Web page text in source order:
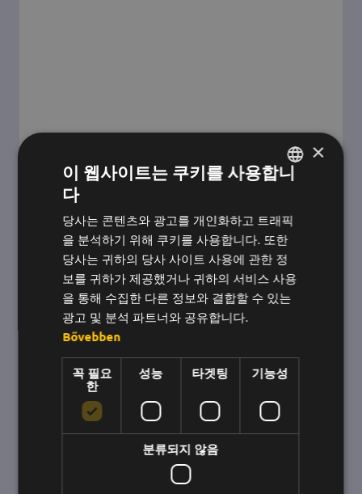
BeeKind 2020 💛
2020년은 우리에게 가장 낯선 상황에서도 혼자가
아니라는 것을 가르쳐주었고, 그래서 저희 소규모
팀은 다른 사람들을 돕기 위해 함께 모였습니다.
영어
×
이 웹사이트는 쿠키를 사용합니
다
당사는 콘텐츠와 광고를 개인화하고 트래픽
을 분석하기 위해 쿠키를 사용합니다. 또한
당사는 귀하의 당사 사이트 사용에 관한 정
보를 귀하가 제공했거나 귀하의 서비스 사용
을 통해 수집한 다른 정보와 결합할 수 있는
광고 및 분석 파트너와 공유합니다.
Bővebben
꼭 필요
한
성능 타겟팅 기능성
분류되지 않음